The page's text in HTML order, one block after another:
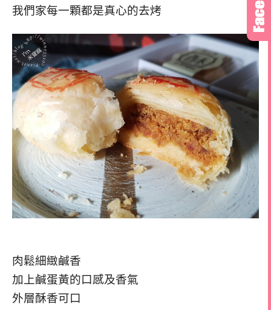
我們家每一顆都是真心的去烤
肉鬆細緻鹹香
加上鹹蛋黃的口感及香氣
外層酥香可口